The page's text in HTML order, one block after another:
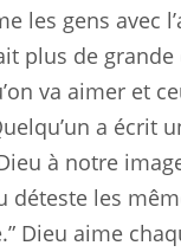
les gens avec
plus de
va aimer et
a écrit
à notre
déteste les
Dieu aime